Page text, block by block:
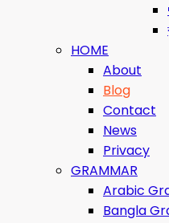
HOME
About
Blog
Contact
News
Privacy
GRAMMAR
Arabic
Bangla